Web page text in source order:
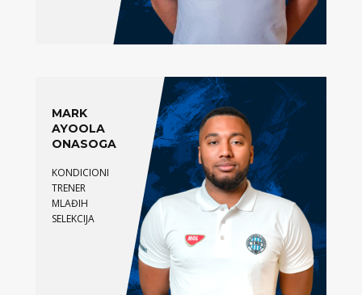
MARK
AYOOLA
ONASOGA
KONDICIONI
TRENER
MLAĐIH
SELEKCIJA